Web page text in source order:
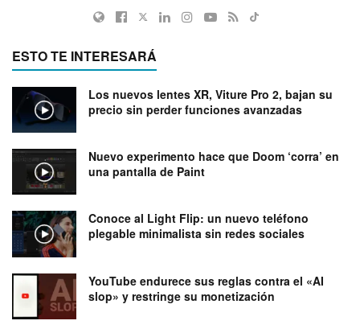
ESTO TE INTERESARÁ
Los nuevos lentes XR, Viture Pro 2, bajan su
precio sin perder funciones avanzadas
Nuevo experimento hace que Doom ‘corra’ en
una pantalla de Paint
Conoce al Light Flip: un nuevo teléfono
plegable minimalista sin redes sociales
YouTube endurece sus reglas contra el «AI
slop» y restringe su monetización